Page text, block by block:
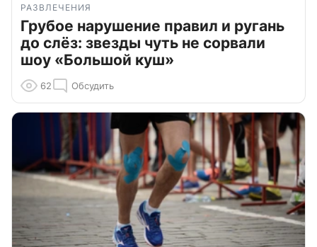
РАЗВЛЕЧЕНИЯ
Грубое нарушение правил и ругань
до слёз: звезды чуть не сорвали
шоу «Большой куш»
62 Обсудить